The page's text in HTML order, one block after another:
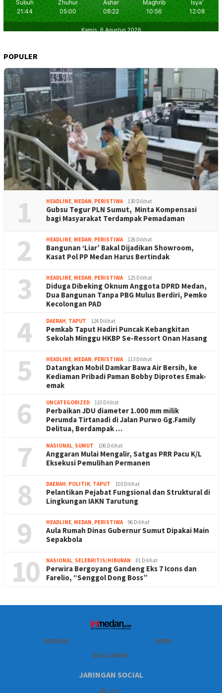
POPULER
1 HEADLINE, MEDAN, PERISTIWA 130 Dilihat
Gubsu Tegur PLN Sumut, Minta Kompensasi
bagi Masyarakat Terdampak Pemadaman
2 HEADLINE, MEDAN, PERISTIWA 126 Dilihat
Bangunan ‘Liar’ Bakal Dijadikan Showroom,
Kasat Pol PP Medan Harus Bertindak
3 HEADLINE, MEDAN, PERISTIWA 125 Dilihat
Diduga Dibeking Oknum Anggota DPRD Medan,
Dua Bangunan Tanpa PBG Mulus Berdiri, Pemko
Kecolongan PAD
4 DAERAH, TAPUT 124 Dilihat
Pemkab Taput Hadiri Puncak Kebangkitan
Sekolah Minggu HKBP Se-Ressort Onan Hasang
5 HEADLINE, MEDAN, PERISTIWA 113 Dilihat
Datangkan Mobil Damkar Bawa Air Bersih, ke
Kediaman Pribadi Paman Bobby Diprotes Emak-
emak
6 UNCATEGORIZED 110 Dilihat
Perbaikan JDU diameter 1.000 mm milik
Perumda Tirtanadi di Jalan Purwo Gg.Family
Delitua, Berdampak …
7 NASIONAL, SUMUT 106 Dilihat
Anggaran Mulai Mengalir, Satgas PRR Pacu K/L
Eksekusi Pemulihan Permanen
8 DAERAH, POLITIK, TAPUT 103 Dilihat
Pelantikan Pejabat Fungsional dan Struktural di
Lingkungan IAKN Tarutung
9 HEADLINE, MEDAN, PERISTIWA 96 Dilihat
Aula Rumah Dinas Gubernur Sumut Dipakai Main
Sepakbola
10 NASIONAL, SELEBRITIS/HIBURAN 81 Dilihat
Perwira Bergoyang Gandeng Eks 7 Icons dan
Farelio, “Senggol Dong Boss”
REDAKSI
SIBER
DISCLAIMER
JARINGAN SOCIAL
RSS